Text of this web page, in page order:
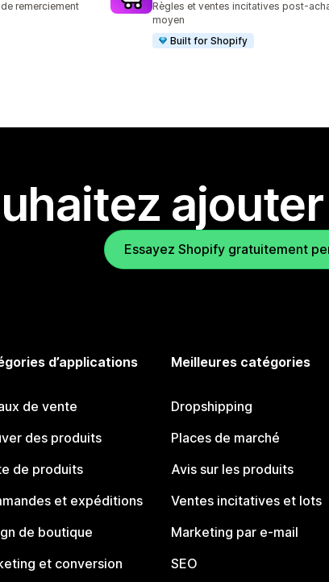
remerciement
Règles et ventes incitatives post-
moyen
Built for Shopify
Essayez Shopify gratuitement
d’applications
de vente
des produits
de produits
et expéditions
de boutique
et conversion
Meilleures catégories
Dropshipping
Places de marché
Avis sur les produits
Ventes incitatives et lots
Marketing par e-mail
SEO